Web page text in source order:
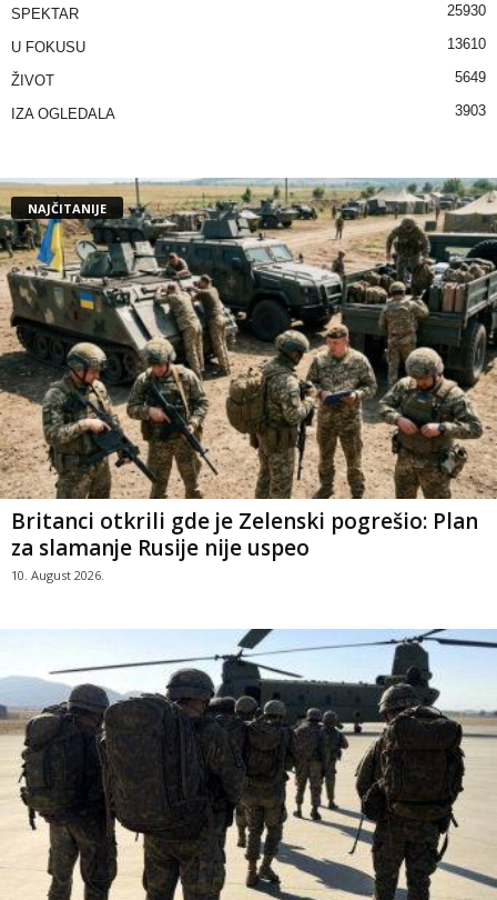
SPEKTAR 25930
U FOKUSU 13610
ŽIVOT 5649
IZA OGLEDALA 3903
NAJČITANIJE
Britanci otkrili gde je Zelenski pogrešio: Plan
za slamanje Rusije nije uspeo
10. August 2026.